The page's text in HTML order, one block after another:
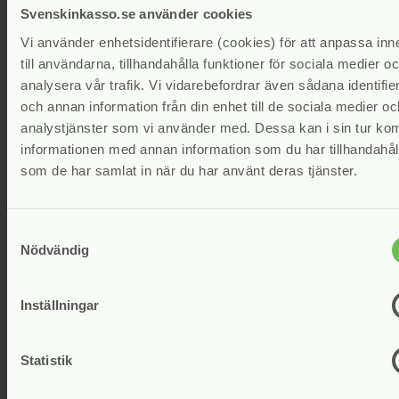
Svenskinkasso.se använder cookies
Vi använder enhetsidentifierare (cookies) för att anpassa
till användarna, tillhandahålla funktioner för sociala medier
analysera vår trafik. Vi vidarebefordrar även sådana
och annan information från din enhet till de sociala medier
analystjänster som vi använder med. Dessa kan i sin tur
informationen med annan information som du har
som de har samlat in när du har använt deras tjänster.
Nödvändig
Inställningar
Statistik
Sök
efter:
augusti, 2023.
Anmälan till utbildningar och evenemang